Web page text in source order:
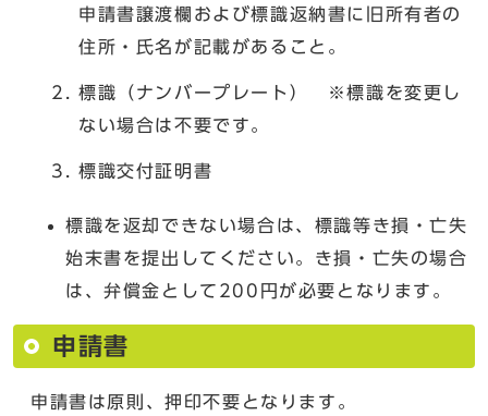
申請書譲渡欄および標識返納書に旧所有者の
住所・氏名が記載があること。
標識（ナンバープレート） ※標識を変更し
ない場合は不要です。
標識交付証明書
標識を返却できない場合は、標識等き損・亡失
始末書を提出してください。き損・亡失の場合
は、弁償金として200円が必要となります。
申請書
申請書は原則、押印不要となります。